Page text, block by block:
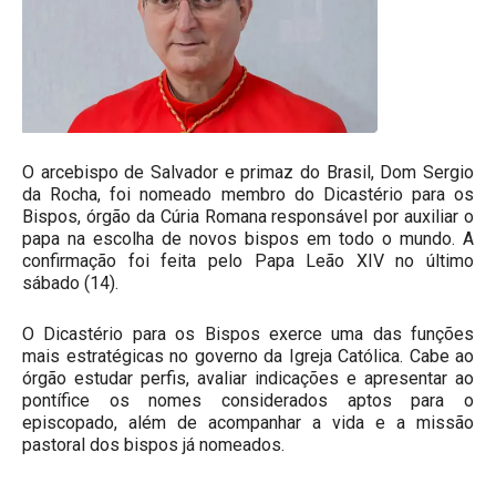
O arcebispo de Salvador e primaz do Brasil, Dom Sergio
da Rocha, foi nomeado membro do Dicastério para os
Bispos, órgão da Cúria Romana responsável por auxiliar o
papa na escolha de novos bispos em todo o mundo. A
confirmação foi feita pelo Papa Leão XIV no último
sábado (14).
O Dicastério para os Bispos exerce uma das funções
mais estratégicas no governo da Igreja Católica. Cabe ao
órgão estudar perfis, avaliar indicações e apresentar ao
pontífice os nomes considerados aptos para o
episcopado, além de acompanhar a vida e a missão
pastoral dos bispos já nomeados.